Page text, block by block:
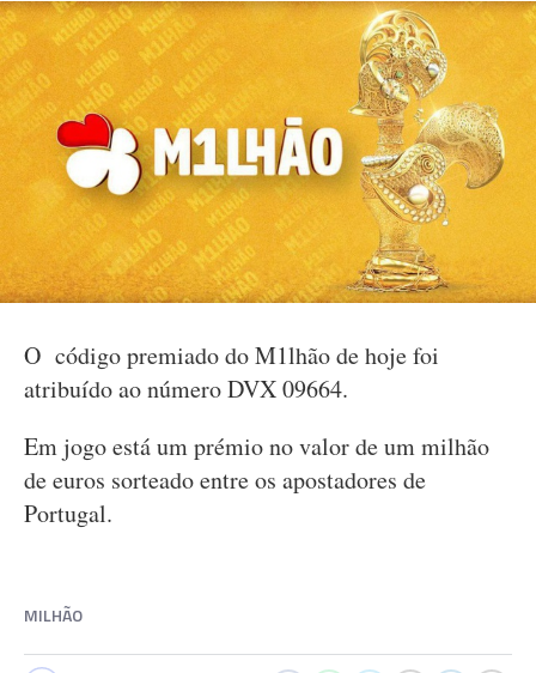
O código premiado do M1lhão de hoje foi
atribuído ao número DVX 09664.
Em jogo está um prémio no valor de um milhão
de euros sorteado entre os apostadores de
Portugal.
MILHÃO